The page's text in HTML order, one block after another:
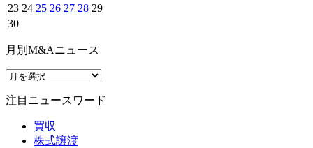
23 24 25 26 27 28 29
30
月別M&Aニュース
注目ニュースワード
買収
株式譲渡